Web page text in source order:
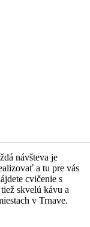
návšteva je
a tu pre vás
cvičenie s
skvelú kávu a
v Trnave.